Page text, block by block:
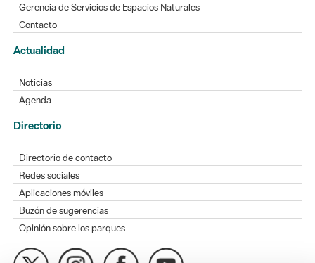
Gerencia de Servicios de Espacios Naturales
Contacto
Actualidad
Noticias
Agenda
Directorio
Directorio de contacto
Redes sociales
Aplicaciones móviles
Buzón de sugerencias
Opinión sobre los parques